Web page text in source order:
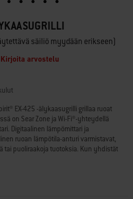
säiliö myydään erikseen)
Kirjoita arvostelu
EX-425 -älykaasugrilli grillaa ruoat
on Sear Zone ja Wi-Fi®-yhteydellä
Digitaalinen lämpömittari ja
ruoan lämpötila-anturi varmistavat,
tai puoliraakoja tuotoksia. Kun yhdistät
kun grilli on kuumennut tai kun ruoka